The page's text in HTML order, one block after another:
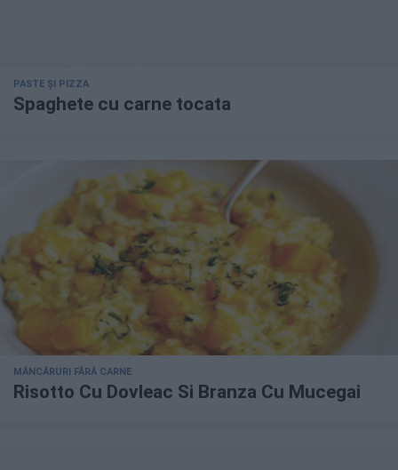
PASTE ȘI PIZZA
Spaghete cu carne tocata
MÂNCĂRURI FĂRĂ CARNE
Risotto Cu Dovleac Si Branza Cu Mucegai